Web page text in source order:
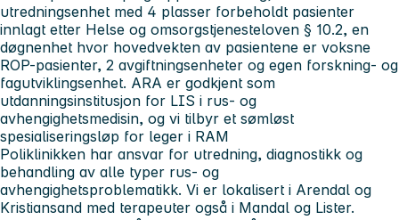
utredningsenhet med 4 plasser forbeholdt pasienter
innlagt etter Helse og omsorgstjenesteloven § 10.2, en
døgnenhet hvor hovedvekten av pasientene er voksne
ROP-pasienter, 2 avgiftningsenheter og egen forskning- og
fagutviklingsenhet. ARA er godkjent som
utdanningsinstitusjon for LIS i rus- og
avhengighetsmedisin, og vi tilbyr et sømløst
spesialiseringsløp for leger i RAM
Poliklinikken har ansvar for utredning, diagnostikk og
behandling av alle typer rus- og
avhengighetsproblematikk. Vi er lokalisert i Arendal og
Kristiansand med terapeuter også i Mandal og Lister.